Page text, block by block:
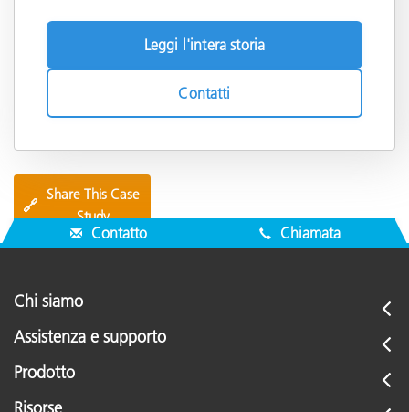
Leggi l'intera storia
Contatti
🔗
Share This Case
Study
Contatto Chiamata
Chi siamo
Assistenza e supporto
Prodotto